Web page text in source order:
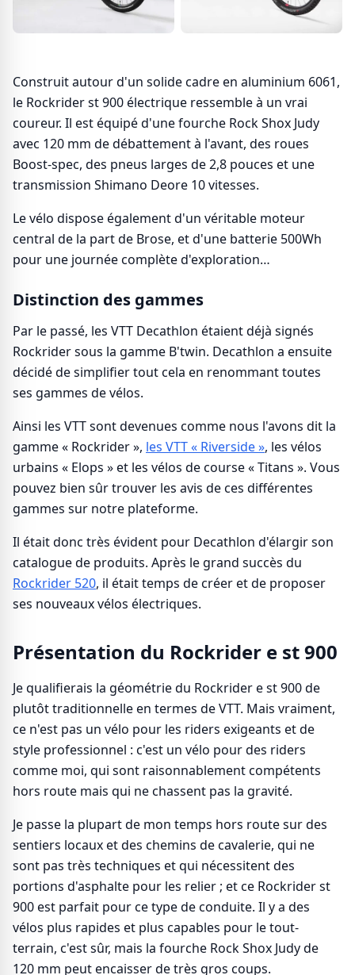
Construit autour d'un solide cadre en aluminium 6061,
le Rockrider st 900 électrique ressemble à un vrai
coureur. Il est équipé d'une fourche Rock Shox Judy
avec 120 mm de débattement à l'avant, des roues
Boost-spec, des pneus larges de 2,8 pouces et une
transmission Shimano Deore 10 vitesses.
Le vélo dispose également d'un véritable moteur
central de la part de Brose, et d'une batterie 500Wh
pour une journée complète d'exploration…
Distinction des gammes
Par le passé, les VTT Decathlon étaient déjà signés
Rockrider sous la gamme B'twin. Decathlon a ensuite
décidé de simplifier tout cela en renommant toutes
ses gammes de vélos.
Ainsi les VTT sont devenues comme nous l'avons dit la
gamme « Rockrider », les VTT « Riverside », les vélos
urbains « Elops » et les vélos de course « Titans ». Vous
pouvez bien sûr trouver les avis de ces différentes
gammes sur notre plateforme.
Il était donc très évident pour Decathlon d'élargir son
catalogue de produits. Après le grand succès du
Rockrider 520, il était temps de créer et de proposer
ses nouveaux vélos électriques.
Présentation du Rockrider e st 900
Je qualifierais la géométrie du Rockrider e st 900 de
plutôt traditionnelle en termes de VTT. Mais vraiment,
ce n'est pas un vélo pour les riders exigeants et de
style professionnel : c'est un vélo pour des riders
comme moi, qui sont raisonnablement compétents
hors route mais qui ne chassent pas la gravité.
Je passe la plupart de mon temps hors route sur des
sentiers locaux et des chemins de cavalerie, qui ne
sont pas très techniques et qui nécessitent des
portions d'asphalte pour les relier ; et ce Rockrider st
900 est parfait pour ce type de conduite. Il y a des
vélos plus rapides et plus capables pour le tout-
terrain, c'est sûr, mais la fourche Rock Shox Judy de
120 mm peut encaisser de très gros coups.